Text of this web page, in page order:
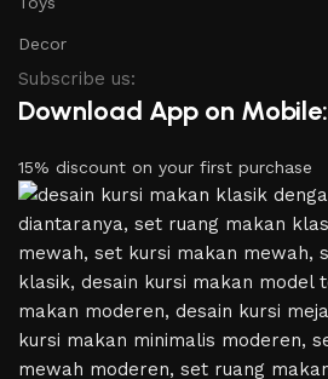
Decor
Subscribe us:
Download App on Mobile:
15% discount on your first purchase